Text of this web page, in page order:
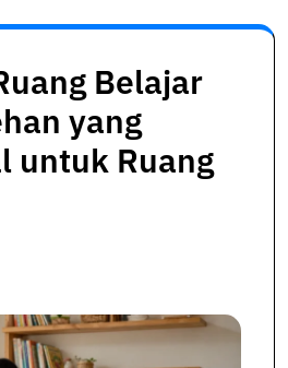
Belajar
yang
untuk Ruang